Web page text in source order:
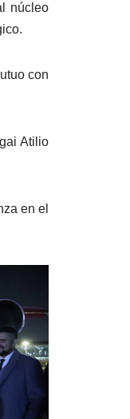
núcleo
con
Atilio
en el